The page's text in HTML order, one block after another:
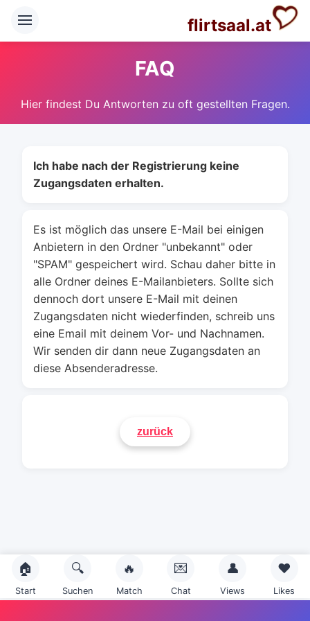
flirtsaal.at
FAQ
Hier findest Du Antworten zu oft gestellten Fragen.
Ich habe nach der Registrierung keine
Zugangsdaten erhalten.
Es ist möglich das unsere E-Mail bei einigen
Anbietern in den Ordner "unbekannt" oder
"SPAM" gespeichert wird. Schau daher bitte in
alle Ordner deines E-Mailanbieters. Sollte sich
dennoch dort unsere E-Mail mit deinen
Zugangsdaten nicht wiederfinden, schreib uns
eine Email mit deinem Vor- und Nachnamen.
Wir senden dir dann neue Zugangsdaten an
diese Absenderadresse.
🏠
Start
🔍
Suchen
🔥
Match
💌
Chat
👤
Views
❤️
Likes